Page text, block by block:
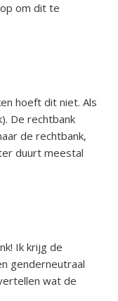
om dit te
hoeft dit niet. Als
De rechtbank
de rechtbank,
duurt meestal
Ik krijg de
genderneutraal
wat de